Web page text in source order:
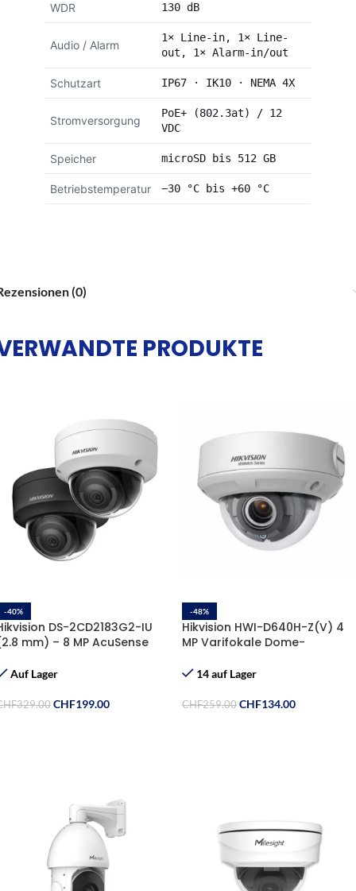
WDR 130 dB
Audio / Alarm
1× Line-in, 1× Line-
out, 1× Alarm-in/out
Schutzart IP67 · IK10 · NEMA 4X
Stromversorgung
PoE+ (802.3at) / 12
VDC
Speicher microSD bis 512 GB
Betriebstemperatur −30 °C bis +60 °C
(0)
PRODUKTE
-40%
DS-2CD2183G2-IU
mm) – 8 MP AcuSense
Auf Lager
329.00 CHF199.00
-48%
Hikvision HWI-D640H-Z(V) 4
MP Varifokale Dome-
14 auf Lager
CHF259.00 CHF134.00